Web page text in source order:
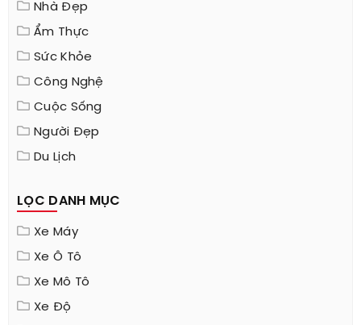
Nhà Đẹp
Ẩm Thực
Sức Khỏe
Công Nghệ
Cuộc Sống
Người Đẹp
Du Lịch
LỌC DANH MỤC
Xe Máy
Xe Ô Tô
Xe Mô Tô
Xe Độ